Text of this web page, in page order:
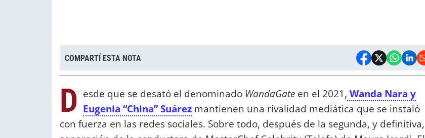
COMPARTÍ ESTA NOTA
D esde que se desató el denominado WandaGate en el 2021, Wanda Nara y
Eugenia “China” Suárez mantienen una rivalidad mediática que se instaló
con fuerza en las redes sociales. Sobre todo, después de la segunda, y definitiva,